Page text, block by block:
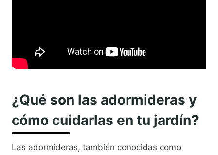
¿Qué son las adormideras y
cómo cuidarlas en tu jardín?
Las adormideras, también conocidas como